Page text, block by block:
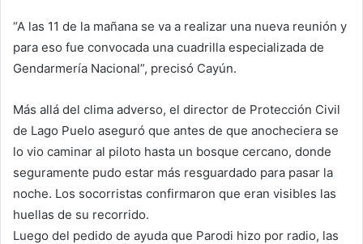
“A las 11 de la mañana se va a realizar una nueva reunión y
para eso fue convocada una cuadrilla especializada de
Gendarmería Nacional”, precisó Cayún.
Más allá del clima adverso, el director de Protección Civil
de Lago Puelo aseguró que antes de que anocheciera se
lo vio caminar al piloto hasta un bosque cercano, donde
seguramente pudo estar más resguardado para pasar la
noche. Los socorristas confirmaron que eran visibles las
huellas de su recorrido.
Luego del pedido de ayuda que Parodi hizo por radio, las